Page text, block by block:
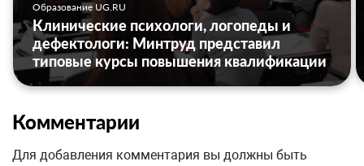
Образование UG.RU
Клинические психологи, логопеды и
дефектологи: Минтруд представил
типовые курсы повышения квалификации
Комментарии
Для добавления комментария вы должны быть